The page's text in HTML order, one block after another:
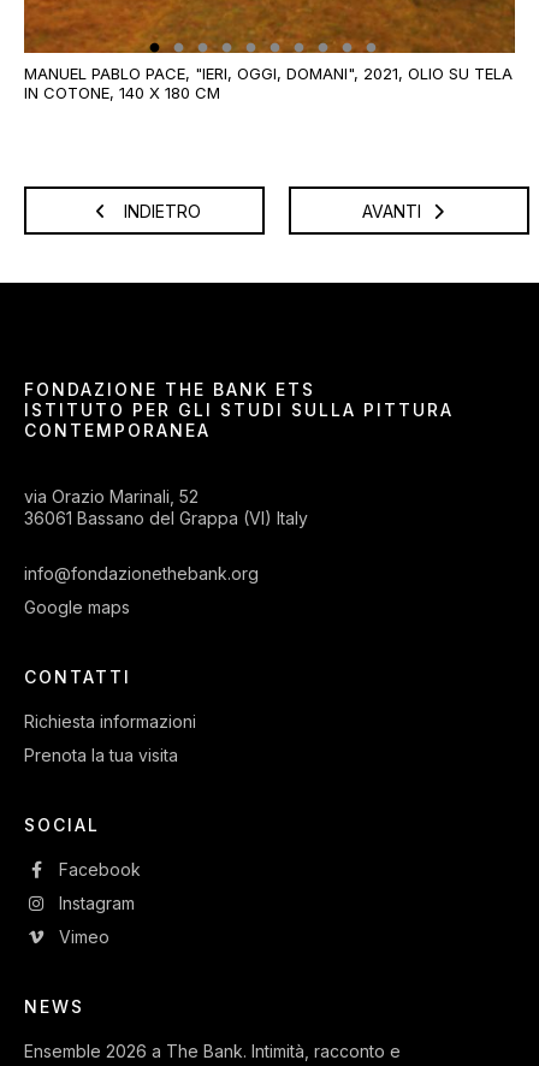
MANUEL PABLO PACE, "IERI, OGGI, DOMANI", 2021, OLIO SU TELA
IN COTONE, 140 X 180 CM
INDIETRO AVANTI
FONDAZIONE THE BANK ETS
ISTITUTO PER GLI STUDI SULLA PITTURA
CONTEMPORANEA
via Orazio Marinali, 52
36061 Bassano del Grappa (VI) Italy
info@fondazionethebank.org
Google maps
CONTATTI
Richiesta informazioni
Prenota la tua visita
SOCIAL
Facebook
Instagram
Vimeo
NEWS
Ensemble 2026 a The Bank. Intimità, racconto e